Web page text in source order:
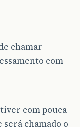
chamar
com
com pouca
chamado o